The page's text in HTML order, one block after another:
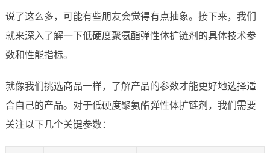
说了这么多，可能有些朋友会觉得有点抽象。接下来，我们
就来深入了解一下低硬度聚氨酯弹性体扩链剂的具体技术参
数和性能指标。
就像我们挑选商品一样，了解产品的参数才能更好地选择适
合自己的产品。对于低硬度聚氨酯弹性体扩链剂，我们需要
关注以下几个关键参数：